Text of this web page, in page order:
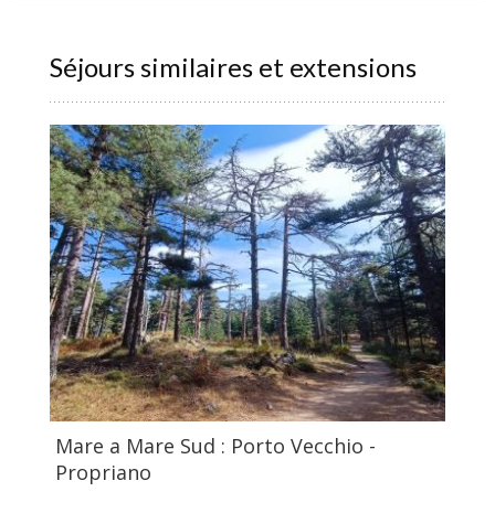
Séjours similaires et extensions
Mare a Mare Sud : Porto Vecchio -
Propriano